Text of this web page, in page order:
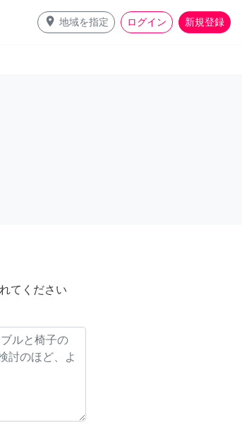
place 地域を指定 ログイン 新規登録
てください